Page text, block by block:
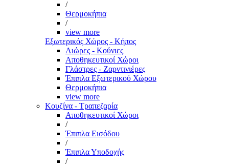
/
Θερμοκήπια
/
view more
Εξωτερικός Χώρος - Κήπος
Αιώρες - Κούνιες
Αποθηκευτικοί Χώροι
Γλάστρες - Ζαρντινιέρες
Έπιπλα Εξωτερικού Χώρου
Θερμοκήπια
view more
Κουζίνα - Τραπεζαρία
Αποθηκευτικοί Χώροι
/
Έπιπλα Εισόδου
/
Έπιπλα Υποδοχής
/